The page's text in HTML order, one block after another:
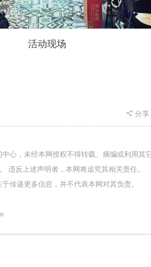
活动现场
分享
心，未经本网授权不得转载、摘编或利用其
违反上述声明者，本网将追究其相关责任。
传递更多信息，并不代表本网对其负责。